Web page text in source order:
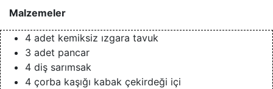
Malzemeler
4 adet kemiksiz ızgara tavuk
3 adet pancar
4 diş sarımsak
4 çorba kaşığı kabak çekirdeği içi